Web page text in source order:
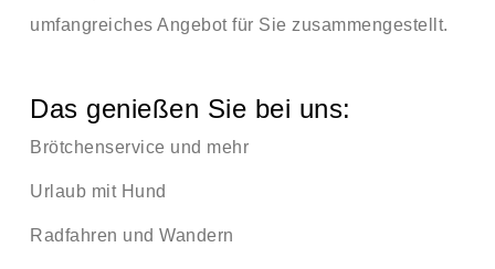
umfangreiches Angebot für Sie zusammengestellt.
Das genießen Sie bei uns:
Brötchenservice und mehr
Urlaub mit Hund
Radfahren und Wandern